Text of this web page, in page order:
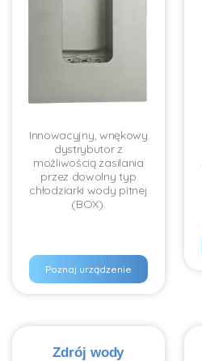
Innowacyjny, wnękowy
dystrybutor z
możliwością zasilania
przez dowolny typ
chłodziarki wody pitnej
(BOX).
Poznaj urządzenie
Zdrój wody